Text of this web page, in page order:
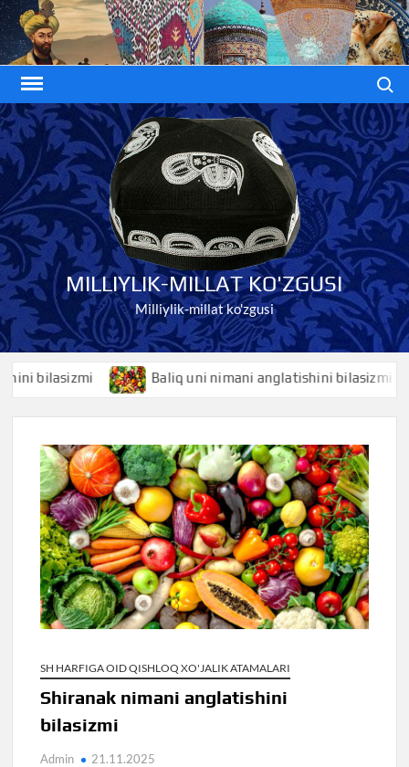
Skip
to
content
MILLIYLIK-MILLAT KO'ZGUSI
Milliylik-millat ko'zgusi
bilasizmi Baliq uni nimani anglatishini bilasizmi
SH HARFIGA OID QISHLOQ XO'JALIK ATAMALARI
Shiranak nimani anglatishini
bilasizmi
Admin 21.11.2025